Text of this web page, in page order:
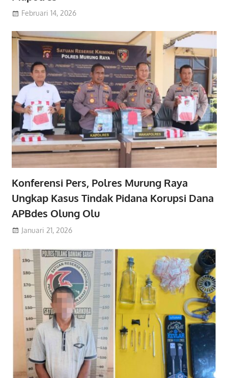
Februari 14, 2026
Konferensi Pers, Polres Murung Raya
Ungkap Kasus Tindak Pidana Korupsi Dana
APBdes Olung Olu
Januari 21, 2026